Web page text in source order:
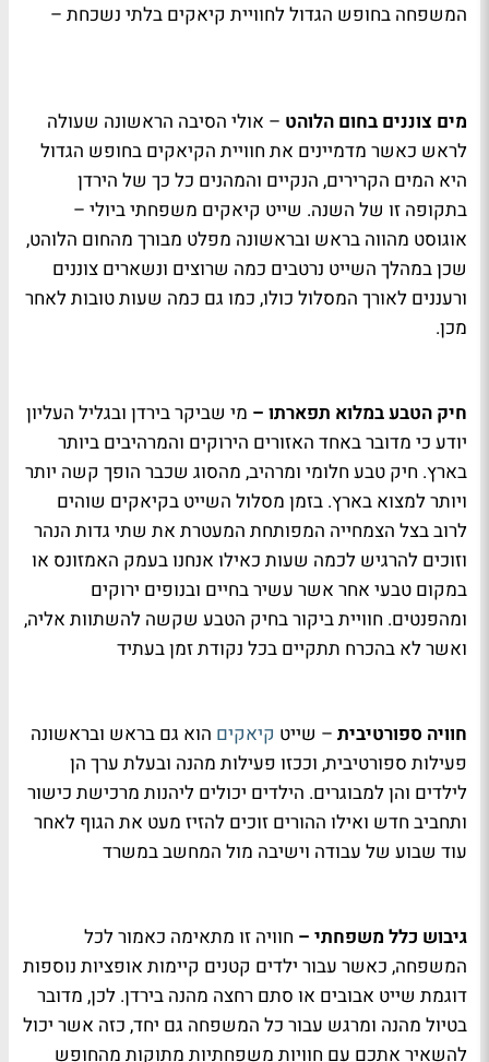
המשפחה בחופש הגדול לחוויית קיאקים בלתי נשכחת –
מים צוננים בחום הלוהט – אולי הסיבה הראשונה שעולה
לראש כאשר מדמיינים את חוויית הקיאקים בחופש הגדול
היא המים הקרירים, הנקיים והמהנים כל כך של הירדן
בתקופה זו של השנה. שייט קיאקים משפחתי ביולי –
אוגוסט מהווה בראש ובראשונה מפלט מבורך מהחום הלוהט,
שכן במהלך השייט נרטבים כמה שרוצים ונשארים צוננים
ורעננים לאורך המסלול כולו, כמו גם כמה שעות טובות לאחר
מכן.
חיק הטבע במלוא תפארתו – מי שביקר בירדן ובגליל העליון
יודע כי מדובר באחד האזורים הירוקים והמרהיבים ביותר
בארץ. חיק טבע חלומי ומרהיב, מהסוג שכבר הופך קשה יותר
ויותר למצוא בארץ. בזמן מסלול השייט בקיאקים שוהים
לרוב בצל הצמחייה המפותחת המעטרת את שתי גדות הנהר
וזוכים להרגיש לכמה שעות כאילו אנחנו בעמק האמזונס או
במקום טבעי אחר אשר עשיר בחיים ובנופים ירוקים
ומהפנטים. חוויית ביקור בחיק הטבע שקשה להשתוות אליה,
ואשר לא בהכרח תתקיים בכל נקודת זמן בעתיד
חוויה ספורטיבית – שייט קיאקים הוא גם בראש ובראשונה
פעילות ספורטיבית, וככזו פעילות מהנה ובעלת ערך הן
לילדים והן למבוגרים. הילדים יכולים ליהנות מרכישת כישור
ותחביב חדש ואילו ההורים זוכים להזיז מעט את הגוף לאחר
עוד שבוע של עבודה וישיבה מול המחשב במשרד
גיבוש כלל משפחתי – חוויה זו מתאימה כאמור לכל
המשפחה, כאשר עבור ילדים קטנים קיימות אופציות נוספות
דוגמת שייט אבובים או סתם רחצה מהנה בירדן. לכן, מדובר
בטיול מהנה ומרגש עבור כל המשפחה גם יחד, כזה אשר יכול
להשאיר אתכם עם חוויות משפחתיות מתוקות מהחופש